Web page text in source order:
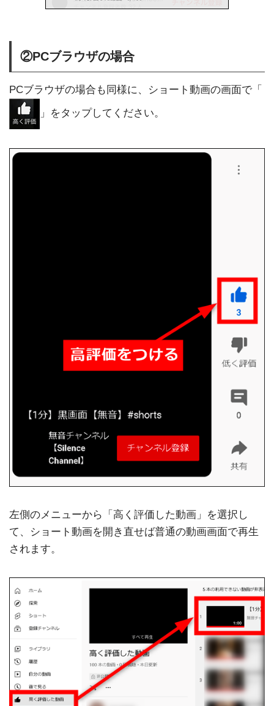
②PCブラウザの場合
PCブラウザの場合も同様に、ショート動画の画面で「
」をタップしてください。
左側のメニューから「高く評価した動画」を選択し
て、ショート動画を開き直せば普通の動画画面で再生
されます。